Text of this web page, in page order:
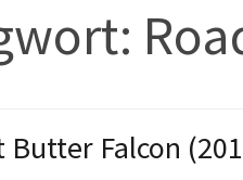
Butter Falcon